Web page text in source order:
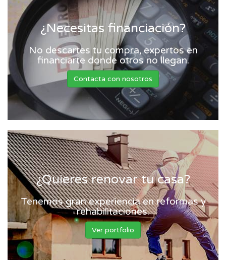
¿Necesitas financiación?
No descartes tu compra, expertos en
financiarte donde otros no llegan.
Contacta con nosotros
¿Quieres renovar tu casa?
Tenemos gran experiencia en reformas y
rehabilitaciones.
Ver portfolio